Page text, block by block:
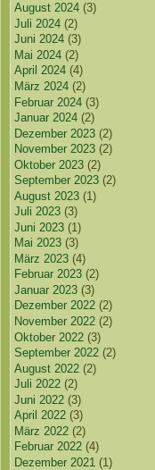
August 2024 (3)
Juli 2024 (2)
Juni 2024 (3)
Mai 2024 (2)
April 2024 (4)
März 2024 (2)
Februar 2024 (3)
Januar 2024 (2)
Dezember 2023 (2)
November 2023 (2)
Oktober 2023 (2)
September 2023 (2)
August 2023 (1)
Juli 2023 (3)
Juni 2023 (1)
Mai 2023 (3)
März 2023 (4)
Februar 2023 (2)
Januar 2023 (3)
Dezember 2022 (2)
November 2022 (2)
Oktober 2022 (3)
September 2022 (2)
August 2022 (2)
Juli 2022 (2)
Juni 2022 (3)
April 2022 (3)
März 2022 (2)
Februar 2022 (4)
Dezember 2021 (1)